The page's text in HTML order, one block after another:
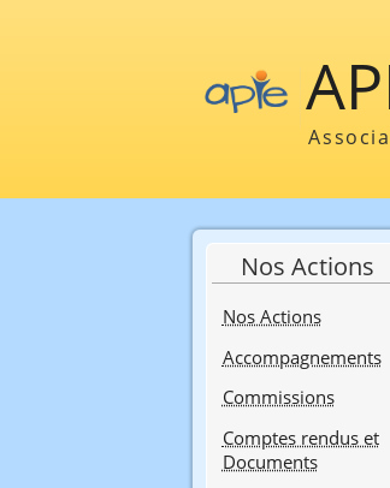
Nos Actions
Nos Actions
Accompagnements
Commissions
Comptes rendus et
Documents